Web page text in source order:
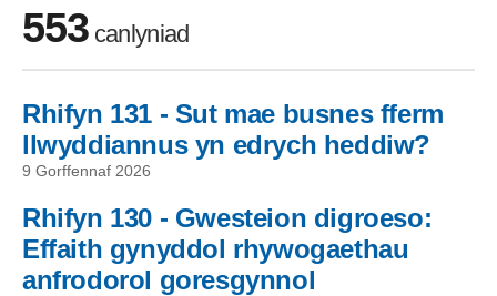
553canlyniad
Skip to filters
Rhifyn 131 - Sut mae busnes fferm
llwyddiannus yn edrych heddiw?
9 Gorffennaf 2026
Rhifyn 130 - Gwesteion digroeso:
Effaith gynyddol rhywogaethau
anfrodorol goresgynnol